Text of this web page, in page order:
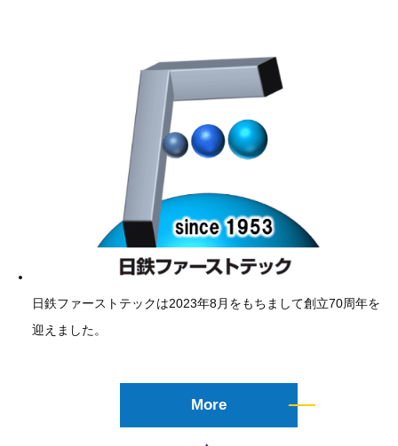
日鉄ファーストテックは2023年8月をもちまして創立70周年を
迎えました。
More